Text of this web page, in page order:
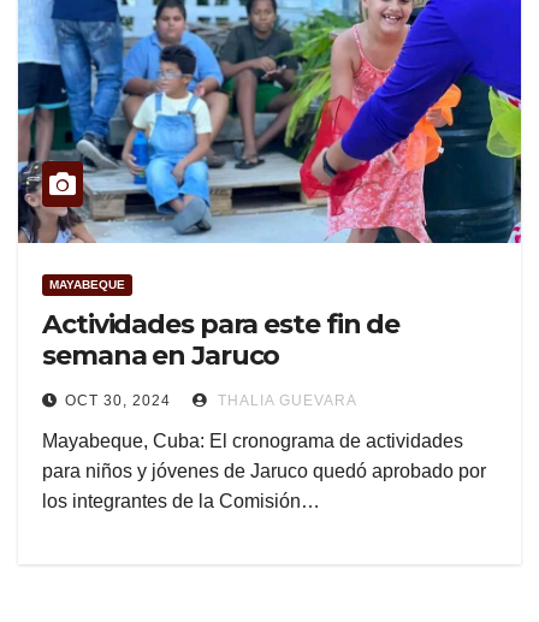
MAYABEQUE
Actividades para este fin de
semana en Jaruco
OCT 30, 2024 THALIA GUEVARA
Mayabeque, Cuba: El cronograma de actividades
para niños y jóvenes de Jaruco quedó aprobado por
los integrantes de la Comisión…